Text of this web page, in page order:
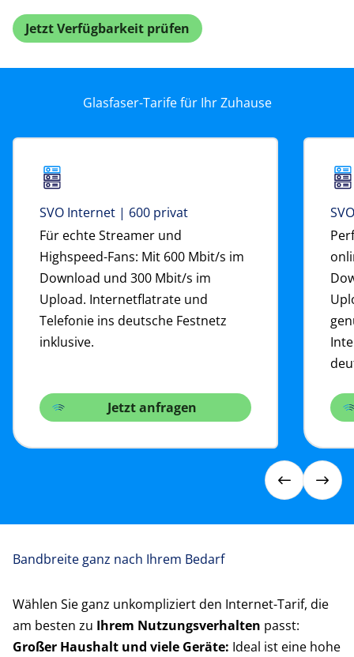
Jetzt Verfügbarkeit prüfen
Glasfaser-Tarife für Ihr Zuhause
SVO Internet | 600 privat
Für echte Streamer und
Highspeed-Fans: Mit 600 Mbit/s im
Download und 300 Mbit/s im
Upload. Internetflatrate und
Telefonie ins deutsche Festnetz
inklusive.
Jetzt anfragen
Bandbreite ganz nach Ihrem Bedarf
Wählen Sie ganz unkompliziert den Internet-Tarif, die
am besten zu Ihrem Nutzungsverhalten passt:
Großer Haushalt und viele Geräte: Ideal ist eine hohe